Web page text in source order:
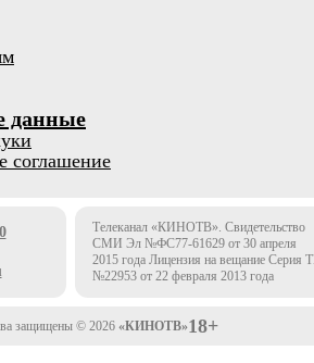
данные
соглашение
Телеканал «КИНОТВ». Свидетельство
СМИ Эл №ФС77-61629 от 30 апреля
2015 года Лицензия на вещание Серия
№22953 от 22 февраля 2013 года
защищены © 2026 «КИНОТВ»18+